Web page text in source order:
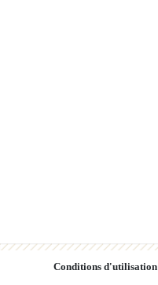
Conditions d'utilisation